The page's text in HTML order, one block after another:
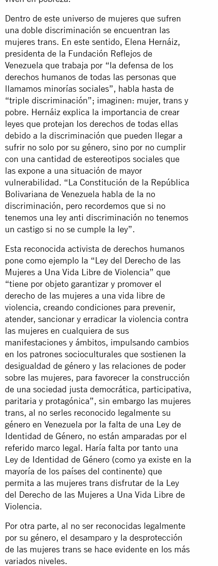
Dentro de este universo de mujeres que sufren
una doble discriminación se encuentran las
mujeres trans. En este sentido, Elena Hernáiz,
presidenta de la Fundación Reflejos de
Venezuela que trabaja por “la defensa de los
derechos humanos de todas las personas que
llamamos minorías sociales”, habla hasta de
“triple discriminación”; imaginen: mujer, trans y
pobre. Hernáiz explica la importancia de crear
leyes que protejan los derechos de todas ellas
debido a la discriminación que pueden llegar a
sufrir no solo por su género, sino por no cumplir
con una cantidad de estereotipos sociales que
las expone a una situación de mayor
vulnerabilidad. “La Constitución de la República
Bolivariana de Venezuela habla de la no
discriminación, pero recordemos que si no
tenemos una ley anti discriminación no tenemos
un castigo si no se cumple la ley”.
Esta reconocida activista de derechos humanos
pone como ejemplo la “Ley del Derecho de las
Mujeres a Una Vida Libre de Violencia” que
“tiene por objeto garantizar y promover el
derecho de las mujeres a una vida libre de
violencia, creando condiciones para prevenir,
atender, sancionar y erradicar la violencia contra
las mujeres en cualquiera de sus
manifestaciones y ámbitos, impulsando cambios
en los patrones socioculturales que sostienen la
desigualdad de género y las relaciones de poder
sobre las mujeres, para favorecer la construcción
de una sociedad justa democrática, participativa,
paritaria y protagónica”, sin embargo las mujeres
trans, al no serles reconocido legalmente su
género en Venezuela por la falta de una Ley de
Identidad de Género, no están amparadas por el
referido marco legal. Haría falta por tanto una
Ley de Identidad de Género (como ya existe en la
mayoría de los países del continente) que
permita a las mujeres trans disfrutar de la Ley
del Derecho de las Mujeres a Una Vida Libre de
Violencia.
Por otra parte, al no ser reconocidas legalmente
por su género, el desamparo y la desprotección
de las mujeres trans se hace evidente en los más
variados niveles.